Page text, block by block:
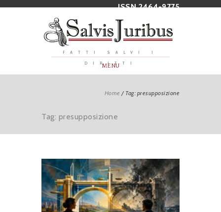
ISSN 2464-9775
FATTI SALVI I
DIRITTI
MENU
Home / Tag: presupposizione
Tag: presupposizione